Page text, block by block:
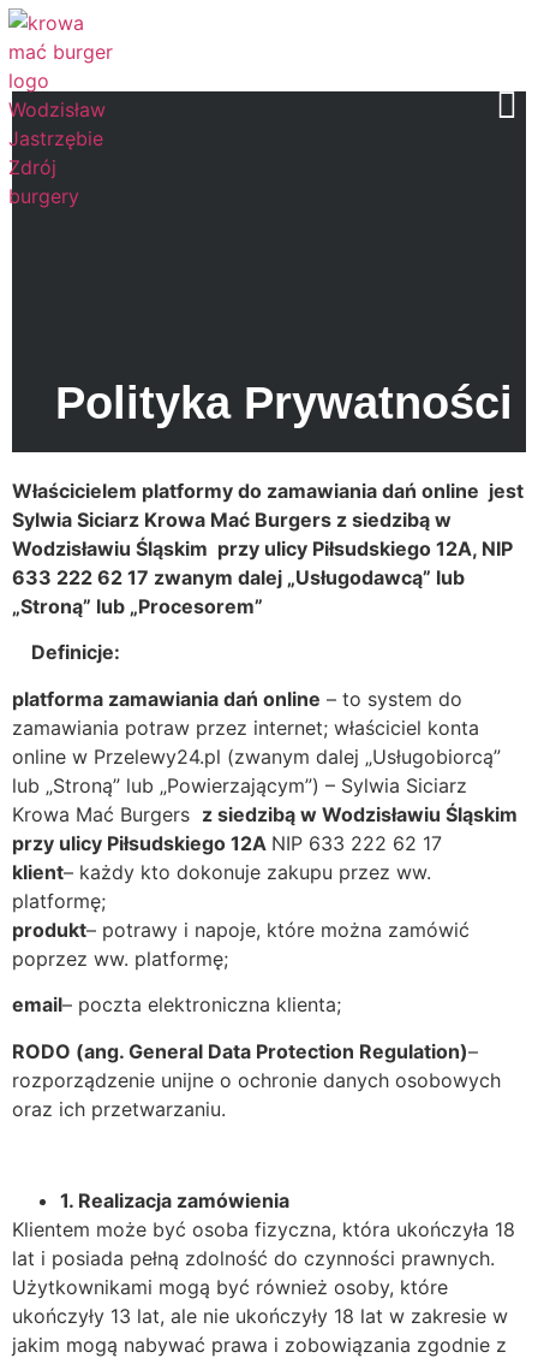
Polityka Prywatności
Właścicielem platformy do zamawiania dań online jest
Sylwia Siciarz Krowa Mać Burgers z siedzibą w
Wodzisławiu Śląskim przy ulicy Piłsudskiego 12A, NIP
633 222 62 17 zwanym dalej „Usługodawcą” lub
„Stroną” lub „Procesorem”
Definicje:
platforma zamawiania dań online – to system do
zamawiania potraw przez internet; właściciel konta
online w Przelewy24.pl (zwanym dalej „Usługobiorcą”
lub „Stroną” lub „Powierzającym”) – Sylwia Siciarz
Krowa Mać Burgers z siedzibą w Wodzisławiu Śląskim
przy ulicy Piłsudskiego 12A NIP 633 222 62 17
klient– każdy kto dokonuje zakupu przez ww.
platformę;
produkt– potrawy i napoje, które można zamówić
poprzez ww. platformę;
email– poczta elektroniczna klienta;
RODO (ang. General Data Protection Regulation)–
rozporządzenie unijne o ochronie danych osobowych
oraz ich przetwarzaniu.
1. Realizacja zamówienia
Klientem może być osoba fizyczna, która ukończyła 18
lat i posiada pełną zdolność do czynności prawnych.
Użytkownikami mogą być również osoby, które
ukończyły 13 lat, ale nie ukończyły 18 lat w zakresie w
jakim mogą nabywać prawa i zobowiązania zgodnie z